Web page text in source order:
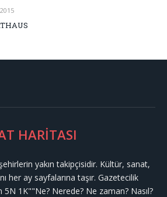
HARİTASI
yakın takipçisidir. Kültür, sanat,
her ay sayfalarına taşır. Gazetecilik
1K""Ne? Nerede? Ne zaman? Nasıl?